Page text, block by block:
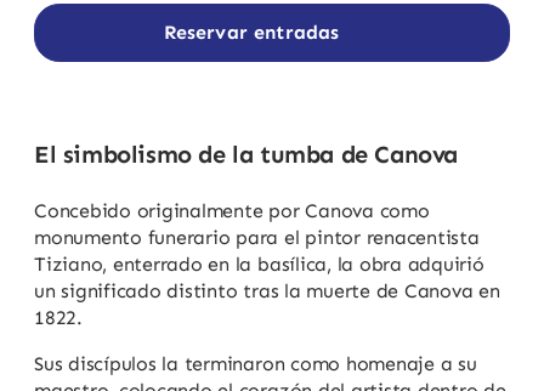
Reservar entradas
El simbolismo de la tumba de Canova
Concebido originalmente por Canova como
monumento funerario para el pintor renacentista
Tiziano, enterrado en la basílica, la obra adquirió
un significado distinto tras la muerte de Canova en
1822.
Sus discípulos la terminaron como homenaje a su